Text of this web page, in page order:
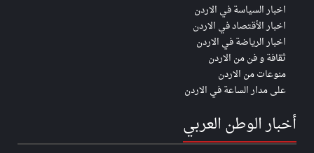
اخبار السياسة في الاردن
اخبار الأقتصاد في الاردن
اخبار الرياضة في الاردن
ثقافة و فن من الاردن
منوعات من الاردن
على مدار الساعة في الاردن
أخبار الوطن العربي